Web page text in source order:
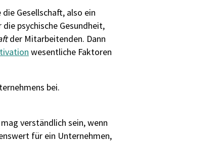
die Gesellschaft, also ein
die psychische Gesundheit,
der Mitarbeitenden. Dann
wesentliche Faktoren
bei.
verständlich sein, wenn
für ein Unternehmen,